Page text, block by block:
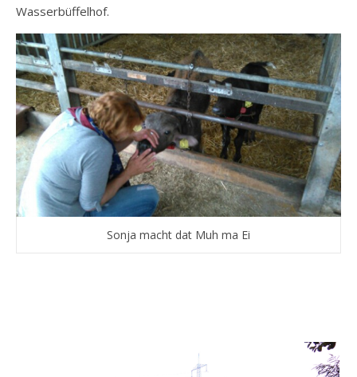
Wasserbüffelhof.
Sonja macht dat Muh ma Ei